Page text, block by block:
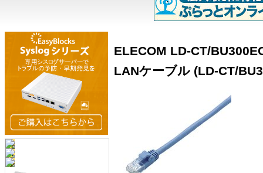
ELECOM LD-CT/
LANケーブル (LD-CT/